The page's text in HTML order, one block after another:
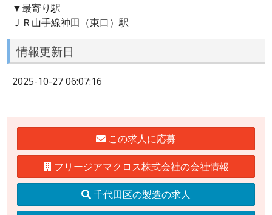
▼最寄り駅
ＪＲ山手線神田（東口）駅
情報更新日
2025-10-27 06:07:16
この求人に応募
フリージアマクロス株式会社の会社情報
千代田区の製造の求人